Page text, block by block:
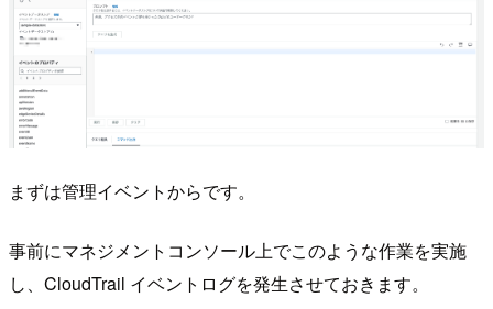
まずは管理イベントからです。
事前にマネジメントコンソール上でこのような作業を実施
し、CloudTrail イベントログを発生させておきます。